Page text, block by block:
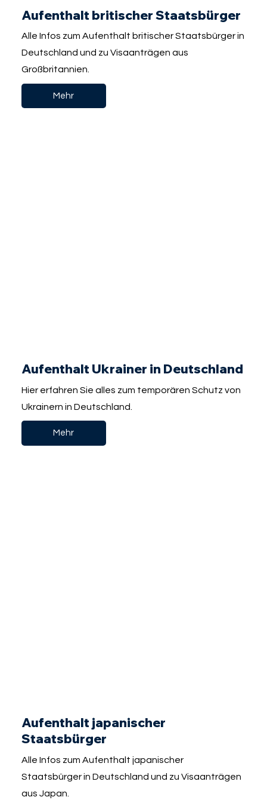
Aufenthalt britischer Staatsbürger
Alle Infos zum Aufenthalt britischer Staatsbürger in
Deutschland und zu Visaanträgen aus
Großbritannien.
Mehr
Aufenthalt Ukrainer in Deutschland
Hier erfahren Sie alles zum temporären Schutz von
Ukrainern in Deutschland.
Mehr
Aufenthalt japanischer
Staatsbürger
Alle Infos zum Aufenthalt japanischer
Staatsbürger in Deutschland und zu Visaanträgen
aus Japan.